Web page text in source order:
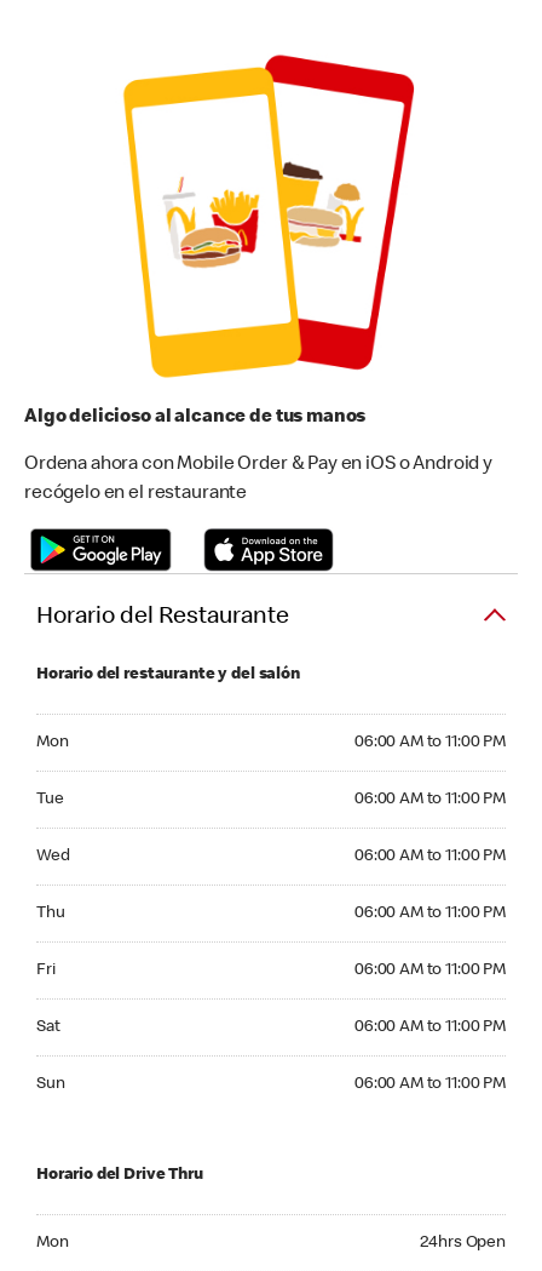
Algo delicioso al alcance de tus manos
Ordena ahora con Mobile Order & Pay en iOS o Android y
recógelo en el restaurante
Horario del Restaurante
Horario del restaurante y del salón
Mon 06:00 AM to 11:00 PM
Tue 06:00 AM to 11:00 PM
Wed 06:00 AM to 11:00 PM
Thu 06:00 AM to 11:00 PM
Fri 06:00 AM to 11:00 PM
Sat 06:00 AM to 11:00 PM
Sun 06:00 AM to 11:00 PM
Horario del Drive Thru
Mon 24hrs Open